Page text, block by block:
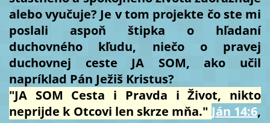
alebo vyučuje? Je v tom projekte čo ste mi
poslali aspoň štipka o hľadaní
duchovného kľudu, niečo o pravej
duchovnej ceste JA SOM, ako učil
napríklad Pán Ježiš Kristus?
"JA SOM Cesta i Pravda i Život, nikto
neprijde k Otcovi len skrze mňa." Ján 14:6,